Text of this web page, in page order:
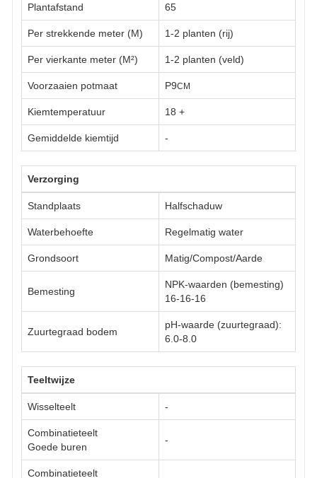
Plantafstand 65
Per strekkende meter (M) 1-2 planten (rij)
Per vierkante meter (M²) 1-2 planten (veld)
Voorzaaien potmaat P9CM
Kiemtemperatuur 18 +
Gemiddelde kiemtijd -
Verzorging
Standplaats Halfschaduw
Waterbehoefte Regelmatig water
Grondsoort Matig/Compost/Aarde
Bemesting
NPK-waarden (bemesting)
16-16-16
Zuurtegraad bodem
pH-waarde (zuurtegraad):
6.0-8.0
Teeltwijze
Wisselteelt -
Combinatieteelt
Goede buren
-
Combinatieteelt